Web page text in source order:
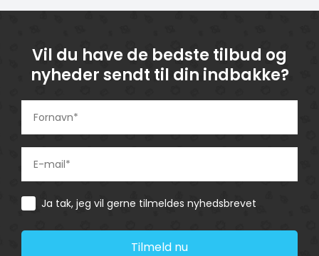
Vil du have de bedste tilbud og
nyheder sendt til din indbakke?
Consent
Ja tak, jeg vil gerne tilmeldes nyhedsbrevet
Tilmeld nu